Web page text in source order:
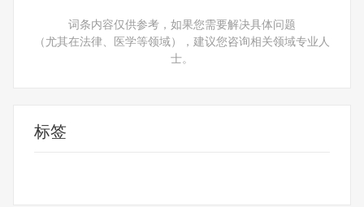
词条内容仅供参考，如果您需要解决具体问题
（尤其在法律、医学等领域），建议您咨询相关领域专业人
士。
标签